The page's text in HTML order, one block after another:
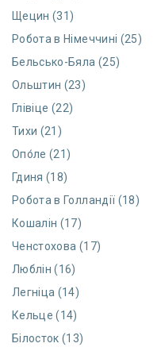
Щецин (31)
Робота в Німеччині (25)
Бельсько-Бяла (25)
Ольштин (23)
Глівіце (22)
Тихи (21)
Опо́ле (21)
Гдиня (18)
Робота в Голландії (18)
Кошалін (17)
Ченстохова (17)
Люблін (16)
Легніца (14)
Кельце (14)
Білосток (13)